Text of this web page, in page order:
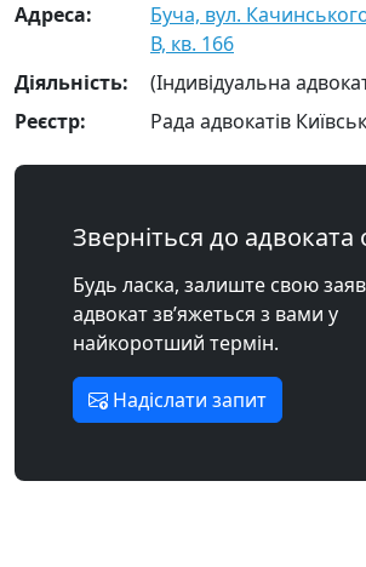
Адреса:
Буча, вул.
В, кв. 166
Діяльність:
(Індивідуальна
Реєстр:
Рада адвокатів
Зверніться до
Будь ласка, залиште свою
адвокат зв’яжеться з вами у
найкоротший термін.
Надіслати запит